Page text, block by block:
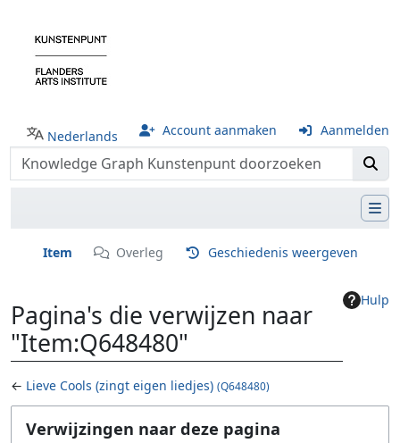
Nederlands Account aanmaken Aanmelden
Item Overleg Geschiedenis weergeven
Hulp
Pagina's die verwijzen naar
"Item:Q648480"
← Lieve Cools (zingt eigen liedjes) (Q648480)
Ga naar:navigatie,zoeken
Verwijzingen naar deze pagina